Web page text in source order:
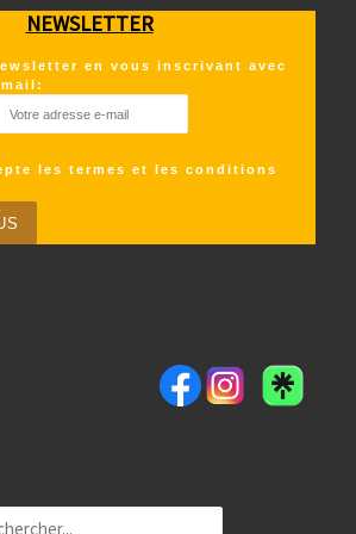
NEWSLETTER
en vous inscrivant avec
les termes et les conditions